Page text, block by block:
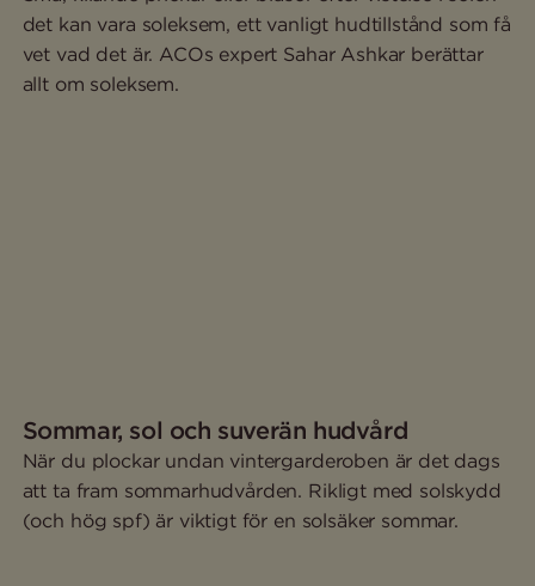
det kan vara soleksem, ett vanligt hudtillstånd som få
vet vad det är. ACOs expert Sahar Ashkar berättar
allt om soleksem.
Sommar, sol och suverän hudvård
När du plockar undan vintergarderoben är det dags
att ta fram sommarhudvården. Rikligt med solskydd
(och hög spf) är viktigt för en solsäker sommar.